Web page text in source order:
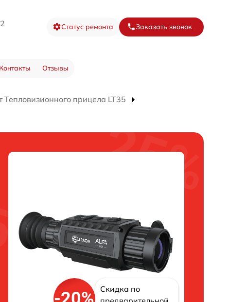
Статус ремонта Заказать звонок
Контакты Отзывы
Тепловизионного прицела LT35
Скидка по